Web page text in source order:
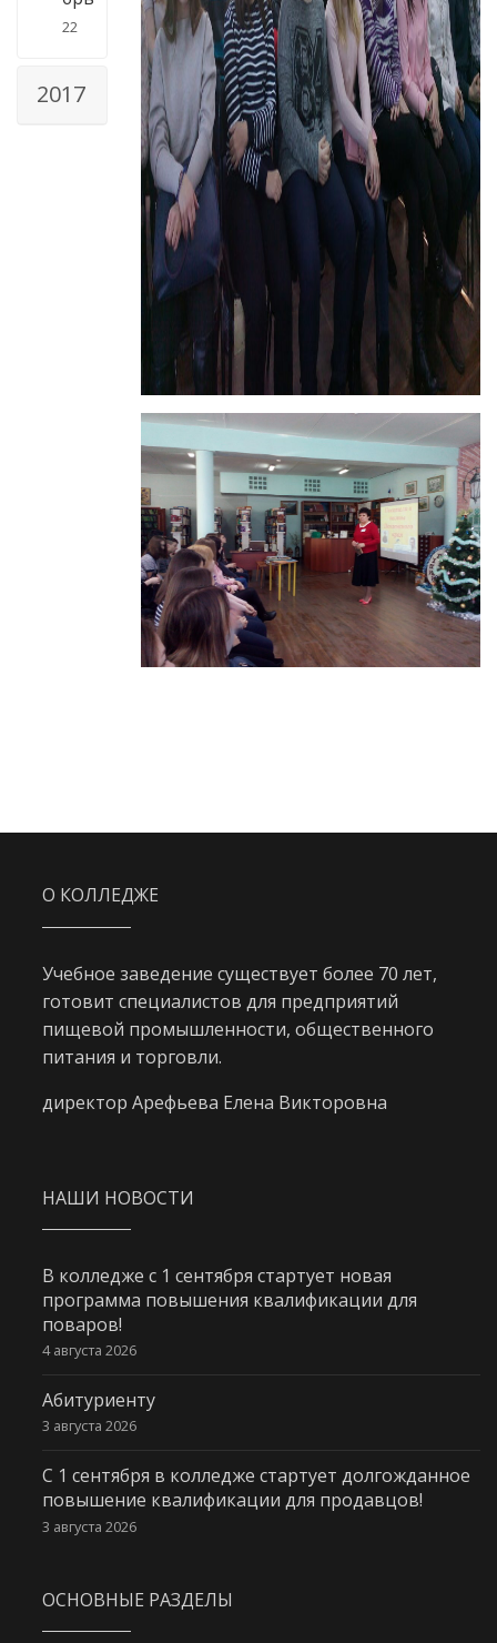
22
2017
О КОЛЛЕДЖЕ
Учебное заведение существует более 70 лет,
готовит специалистов для предприятий
пищевой промышленности, общественного
питания и торговли.
директор Арефьева Елена Викторовна
НАШИ НОВОСТИ
В колледже с 1 сентября стартует новая
программа повышения квалификации для
поваров!
4 августа 2026
Абитуриенту
3 августа 2026
С 1 сентября в колледже стартует долгожданное
повышение квалификации для продавцов!
3 августа 2026
ОСНОВНЫЕ РАЗДЕЛЫ